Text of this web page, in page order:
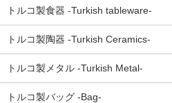
トルコ製食器 -Turkish tableware-
トルコ製陶器 -Turkish Ceramics-
トルコ製メタル -Turkish Metal-
トルコ製バッグ -Bag-